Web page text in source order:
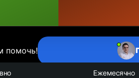
помочь!
Ежемесячно